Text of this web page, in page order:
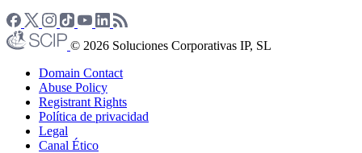
© 2026 Soluciones Corporativas IP, SL
Domain Contact
Abuse Policy
Registrant Rights
Política de privacidad
Legal
Canal Ético